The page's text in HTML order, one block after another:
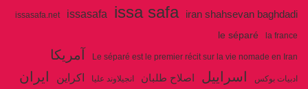
iran shahsevan baghdadi
issa safa
issasafa
issasafa.net
la france
le séparé
Le séparé est le premier récit sur la vie nomade en Iran آمریکا
ادبیات بوکس اسراییل اصلاح طلبان انجیلاوند علیا اکراین ایران